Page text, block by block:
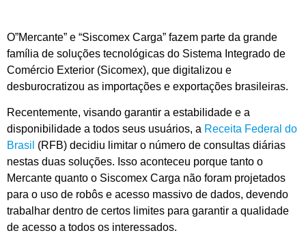
O”Mercante” e “Siscomex Carga” fazem parte da grande
família de soluções tecnológicas do Sistema Integrado de
Comércio Exterior (Sicomex), que digitalizou e
desburocratizou as importações e exportações brasileiras.
Recentemente, visando garantir a estabilidade e a
disponibilidade a todos seus usuários, a Receita Federal do
Brasil (RFB) decidiu limitar o número de consultas diárias
nestas duas soluções. Isso aconteceu porque tanto o
Mercante quanto o Siscomex Carga não foram projetados
para o uso de robôs e acesso massivo de dados, devendo
trabalhar dentro de certos limites para garantir a qualidade
de acesso a todos os interessados.